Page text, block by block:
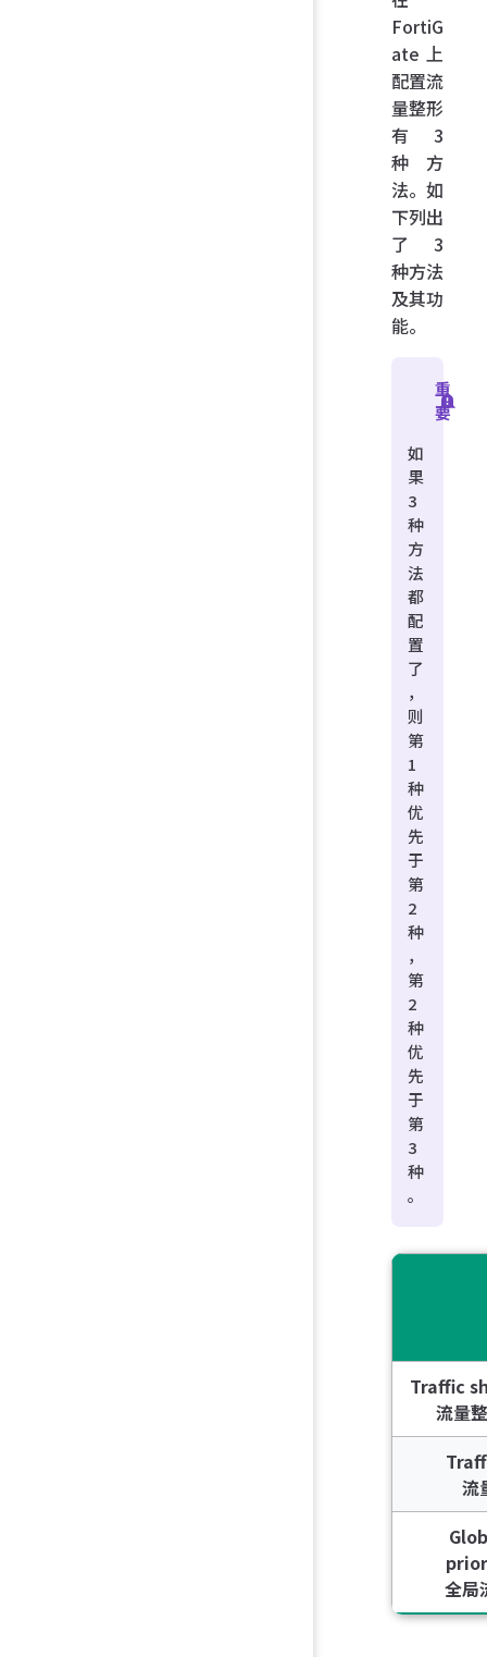
FortiG
ate 上
配置流
量整形
有 3
种方
法。如
下列出
了 3
种方法
及其功
能。
重
要
如
果
3
种
方
法
都
配
置
了
，
则
第
1
种
优
先
于
第
2
种
，
第
2
种
优
先
于
第
3
种
。
Traffic
流量
流
全局